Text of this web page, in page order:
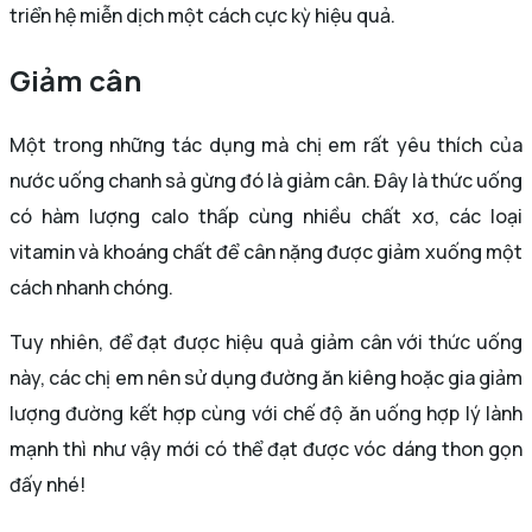
triển hệ miễn dịch một cách cực kỳ hiệu quả.
Giảm cân
Một trong những tác dụng mà chị em rất yêu thích của
nước uống chanh sả gừng đó là giảm cân. Đây là thức uống
có hàm lượng calo thấp cùng nhiều chất xơ, các loại
vitamin và khoáng chất để cân nặng được giảm xuống một
cách nhanh chóng.
Tuy nhiên, để đạt được hiệu quả giảm cân với thức uống
này, các chị em nên sử dụng đường ăn kiêng hoặc gia giảm
lượng đường kết hợp cùng với chế độ ăn uống hợp lý lành
mạnh thì như vậy mới có thể đạt được vóc dáng thon gọn
đấy nhé!